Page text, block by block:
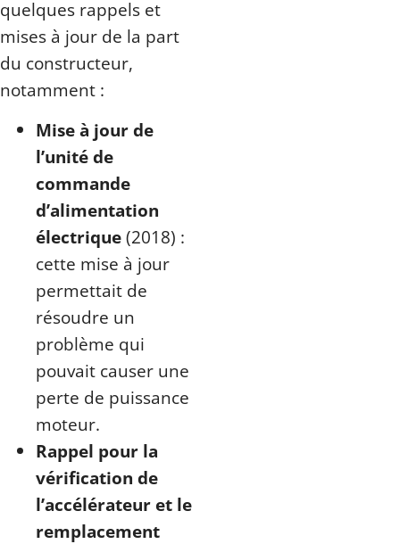
quelques rappels et
mises à jour de la part
du constructeur,
notamment :
Mise à jour de
l’unité de
commande
d’alimentation
électrique(2018) :
cette mise à jour
permettait de
résoudre un
problème qui
pouvait causer une
perte de puissance
moteur.
Rappel pour la
vérification de
l’accélérateur et le
remplacement